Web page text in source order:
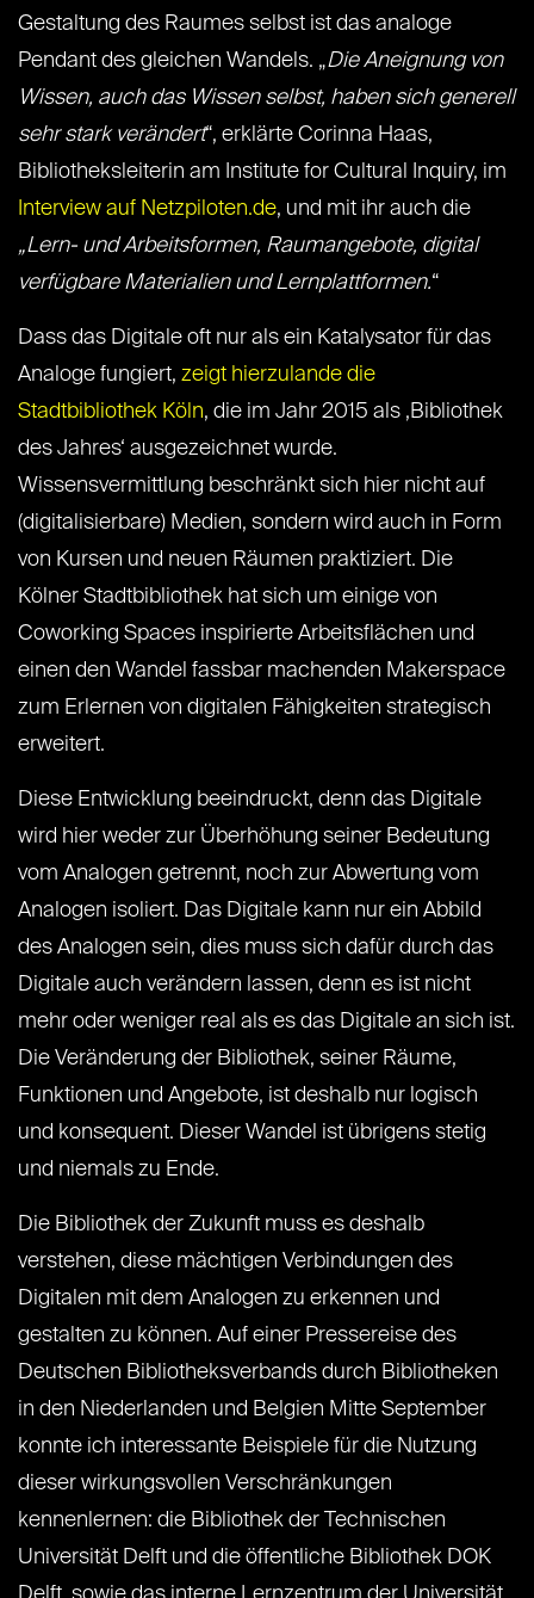
Gestaltung des Raumes selbst ist das analoge
Pendant des gleichen Wandels. „Die Aneignung von
Wissen, auch das Wissen selbst, haben sich generell
sehr stark verändert“, erklärte Corinna Haas,
Bibliotheksleiterin am Institute for Cultural Inquiry, im
Interview auf Netzpiloten.de, und mit ihr auch die
„Lern- und Arbeitsformen, Raumangebote, digital
verfügbare Materialien und Lernplattformen.“
Dass das Digitale oft nur als ein Katalysator für das
Analoge fungiert, zeigt hierzulande die
Stadtbibliothek Köln, die im Jahr 2015 als ‚Bibliothek
des Jahres‘ ausgezeichnet wurde.
Wissensvermittlung beschränkt sich hier nicht auf
(digitalisierbare) Medien, sondern wird auch in Form
von Kursen und neuen Räumen praktiziert. Die
Kölner Stadtbibliothek hat sich um einige von
Coworking Spaces inspirierte Arbeitsflächen und
einen den Wandel fassbar machenden Makerspace
zum Erlernen von digitalen Fähigkeiten strategisch
erweitert.
Diese Entwicklung beeindruckt, denn das Digitale
wird hier weder zur Überhöhung seiner Bedeutung
vom Analogen getrennt, noch zur Abwertung vom
Analogen isoliert. Das Digitale kann nur ein Abbild
des Analogen sein, dies muss sich dafür durch das
Digitale auch verändern lassen, denn es ist nicht
mehr oder weniger real als es das Digitale an sich ist.
Die Veränderung der Bibliothek, seiner Räume,
Funktionen und Angebote, ist deshalb nur logisch
und konsequent. Dieser Wandel ist übrigens stetig
und niemals zu Ende.
Die Bibliothek der Zukunft muss es deshalb
verstehen, diese mächtigen Verbindungen des
Digitalen mit dem Analogen zu erkennen und
gestalten zu können. Auf einer Pressereise des
Deutschen Bibliotheksverbands durch Bibliotheken
in den Niederlanden und Belgien Mitte September
konnte ich interessante Beispiele für die Nutzung
dieser wirkungsvollen Verschränkungen
kennenlernen: die Bibliothek der Technischen
Universität Delft und die öffentliche Bibliothek DOK